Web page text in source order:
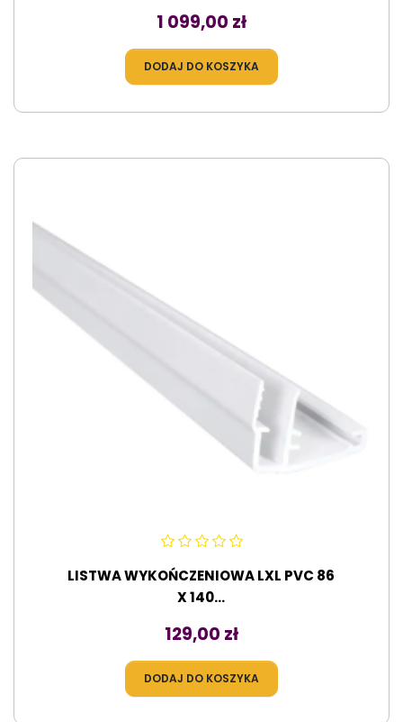
Cena
1 099,00 zł
DODAJ DO KOSZYKA
LISTWA WYKOŃCZENIOWA LXL PVC 86
X 140...
Cena
129,00 zł
DODAJ DO KOSZYKA